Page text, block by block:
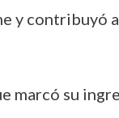
y contribuyó
marcó su